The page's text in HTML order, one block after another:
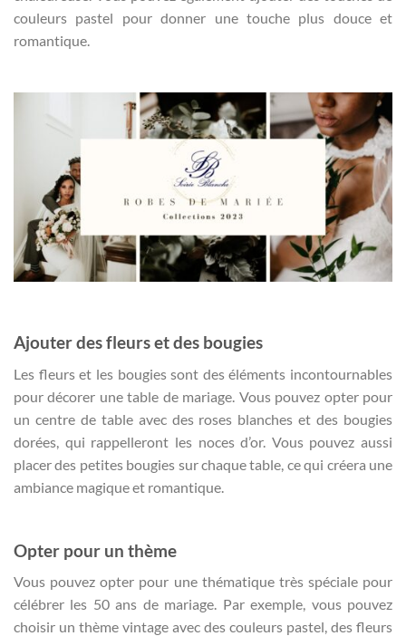
couleurs pastel pour donner une touche plus douce et
romantique.
Ajouter des fleurs et des bougies
Les fleurs et les bougies sont des éléments incontournables
pour décorer une table de mariage. Vous pouvez opter pour
un centre de table avec des roses blanches et des bougies
dorées, qui rappelleront les noces d’or. Vous pouvez aussi
placer des petites bougies sur chaque table, ce qui créera une
ambiance magique et romantique.
Opter pour un thème
Vous pouvez opter pour une thématique très spéciale pour
célébrer les 50 ans de mariage. Par exemple, vous pouvez
choisir un thème vintage avec des couleurs pastel, des fleurs